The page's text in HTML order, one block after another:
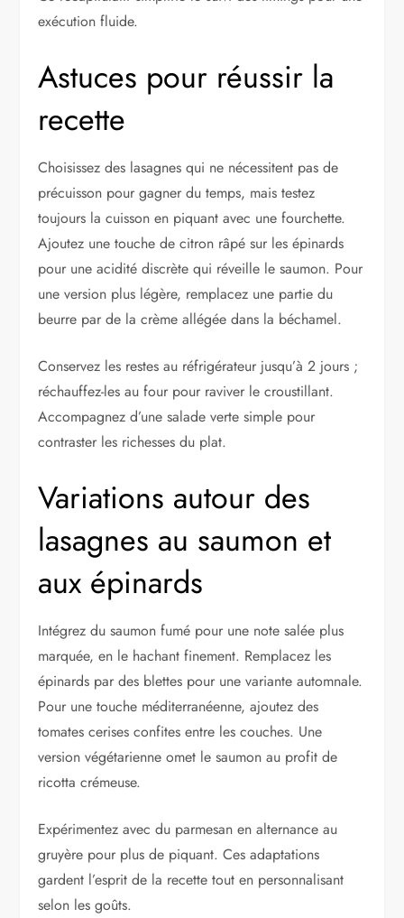
exécution fluide.
Astuces pour réussir la
recette
Choisissez des lasagnes qui ne nécessitent pas de
précuisson pour gagner du temps, mais testez
toujours la cuisson en piquant avec une fourchette.
Ajoutez une touche de citron râpé sur les épinards
pour une acidité discrète qui réveille le saumon. Pour
une version plus légère, remplacez une partie du
beurre par de la crème allégée dans la béchamel.
Conservez les restes au réfrigérateur jusqu’à 2 jours ;
réchauffez-les au four pour raviver le croustillant.
Accompagnez d’une salade verte simple pour
contraster les richesses du plat.
Variations autour des
lasagnes au saumon et
aux épinards
Intégrez du saumon fumé pour une note salée plus
marquée, en le hachant finement. Remplacez les
épinards par des blettes pour une variante automnale.
Pour une touche méditerranéenne, ajoutez des
tomates cerises confites entre les couches. Une
version végétarienne omet le saumon au profit de
ricotta crémeuse.
Expérimentez avec du parmesan en alternance au
gruyère pour plus de piquant. Ces adaptations
gardent l’esprit de la recette tout en personnalisant
selon les goûts.